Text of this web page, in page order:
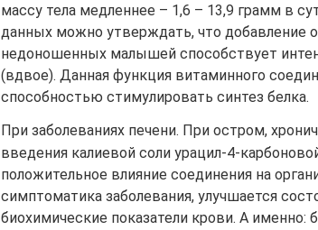
массу тела медленнее – 1,6 – 13,9 грамм в
данных можно утверждать, что добавление
недоношенных малышей способствует
(вдвое). Данная функция витаминного
способностью стимулировать синтез белка.
При заболеваниях печени. При остром,
введения калиевой соли урацил-4-
положительное влияние соединения на
симптоматика заболевания, улучшается
биохимические показатели крови. А